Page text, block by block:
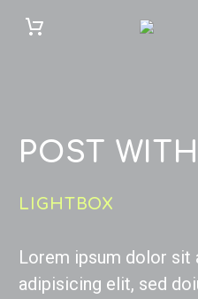
POST WITH
LIGHTBOX
Lorem ipsum dolor
adipisicing elit, sed